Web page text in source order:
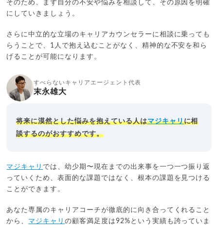
そのため、まず自分の不安や悩みを相談して、その原因を明確
にしていきましょう。
さらに中立的な立場のキャリアカウンセラーに相談に乗っても
らうことで、1人で抱え込むことがなく、精神的な不安を和ら
げることが可能になります。
すべらないキャリアエージェント代表
末永雄大
将来に漠然とした悩みを抱えている人はマジキャリに相
談するのがおすすめです。
マジキャリ では、幼少期〜現在までの出来事を一つ一つ振り返
っていくため、表面的な課題ではなく、根本の課題を見つける
ことができます。
あなた専属のキャリアコーチが徹底的に向き合ってくれること
から、 マジキャリの顧客満足度は92%という実績も誇っていま